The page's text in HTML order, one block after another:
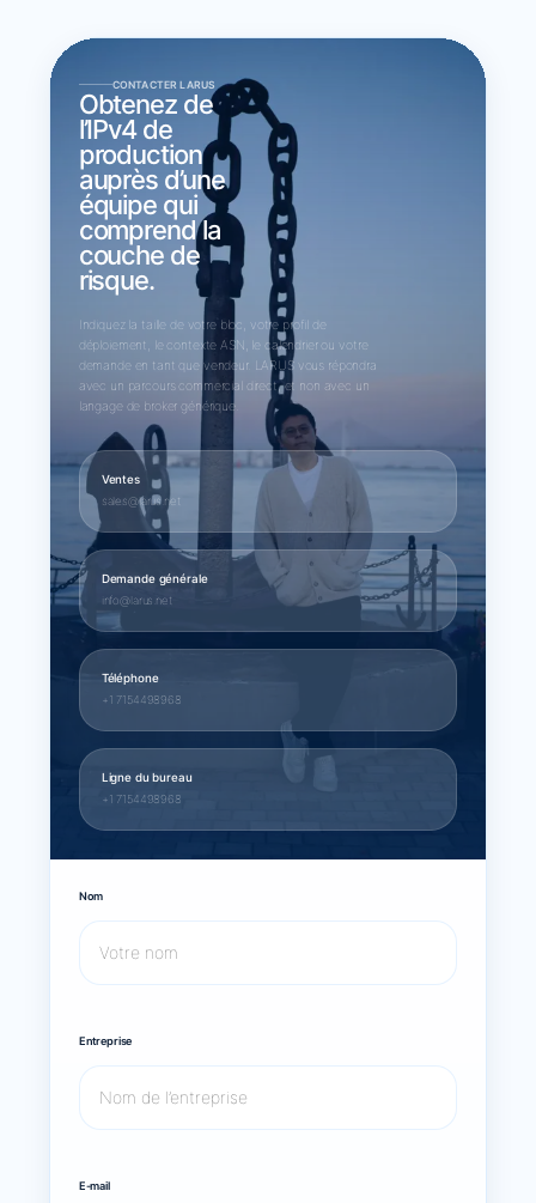
CONTACTER LARUS
Obtenez de
l’IPv4 de
production
auprès d’une
équipe qui
comprend la
couche de
risque.
Indiquez la taille de votre bloc, votre profil de
déploiement, le contexte ASN, le calendrier ou votre
demande en tant que vendeur. LARUS vous répondra
avec un parcours commercial direct, et non avec un
langage de broker générique.
Ventes
sales@larus.net
Demande générale
info@larus.net
Téléphone
+1 7154498968
Ligne du bureau
+1 7154498968
Nom
Entreprise
E-mail